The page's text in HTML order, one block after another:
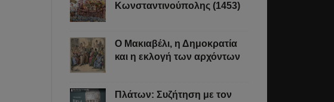
Κωνσταντινούπολης (1453)
Ο Μακιαβέλι, η Δημοκρατία
και η εκλογή των αρχόντων
Πλάτων: Συζήτηση με τον